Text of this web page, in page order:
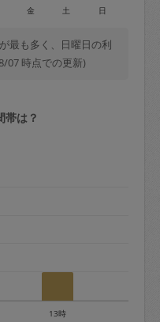
ャンセル＝依頼
額
る場合、毎週定
は月1回までキャ
金 土 日
最も多く、日曜日の利
07 時点での更新)
帯は？
13時